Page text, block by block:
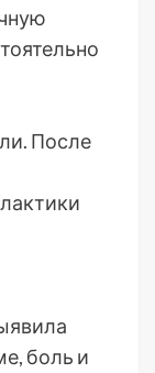
После
боль и